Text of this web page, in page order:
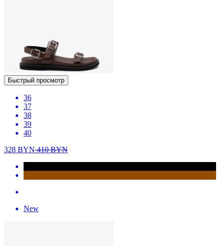
Быстрый просмотр
36
37
38
39
40
328 BYN410BYN
New